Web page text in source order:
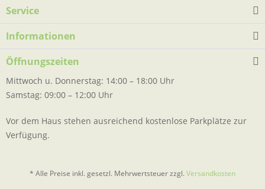
Service
Informationen
Öffnungszeiten
Mittwoch u. Donnerstag: 14:00 – 18:00 Uhr
Samstag: 09:00 – 12:00 Uhr
Vor dem Haus stehen ausreichend kostenlose Parkplätze zur
Verfügung.
* Alle Preise inkl. gesetzl. Mehrwertsteuer zzgl. Versandkosten